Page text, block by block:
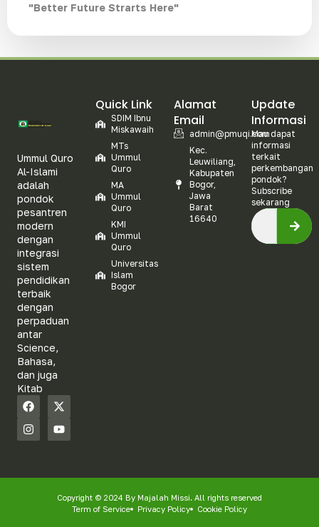
"Better Future Strarts Here"
Ummul Quro
Al-Islami
adalah
pondok
pesantren
modern
dengan
integrasi
sistem
pendidikan
terbaik
dengan
perpaduan
antar
Science,
Bahasa,
dan juga
Kitab
Quick Link
SDIM Ibnu
Miskawaih
MTs
Ummul
Quro
MA
Ummul
Quro
KMI
Ummul
Quro
Universitas
Islam
Bogor
Alamat
Email
admin@pmuqi.com
Kec.
Leuwiliang,
Kabupaten
Bogor,
Jawa
Barat
16640
Update
Informasi
Mau dapat
informasi
terkait
perkembangan
pondok?
Subscribe
sekarang
Copyright © 2024 By Majalah Missi. All rights reserved
Term of Service
Privacy Policy Cookie Policy